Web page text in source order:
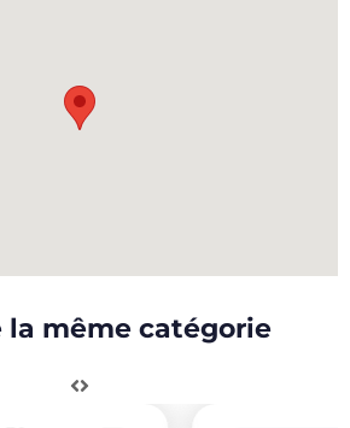
la même catégorie